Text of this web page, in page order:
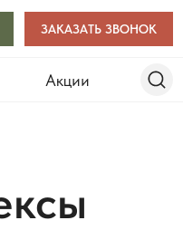
Акции
ЗАКАЗАТЬ ЗВОНОК